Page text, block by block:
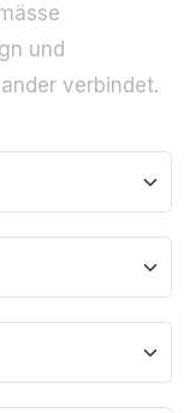
und
verbindet.